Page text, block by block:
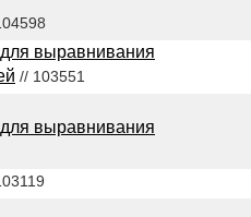
выравнивания
// 103551
выравнивания